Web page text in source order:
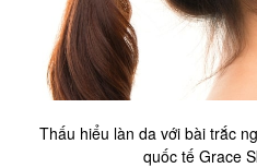
Thấu hiểu làn da với bài trắc
quốc tế Grace